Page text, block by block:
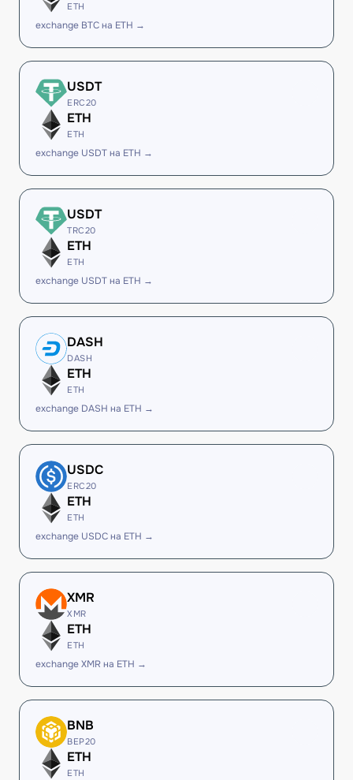
ETH
exchange BTC на ETH →
USDT
ERC20
ETH
ETH
exchange USDT на ETH →
USDT
TRC20
ETH
ETH
exchange USDT на ETH →
DASH
DASH
ETH
ETH
exchange DASH на ETH →
USDC
ERC20
ETH
ETH
exchange USDC на ETH →
XMR
XMR
ETH
ETH
exchange XMR на ETH →
BNB
BEP20
ETH
ETH